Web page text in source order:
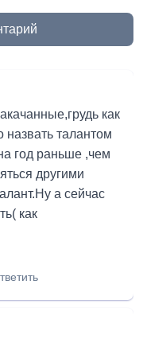
как
талантом
год раньше ,чем
другими
а сейчас
как